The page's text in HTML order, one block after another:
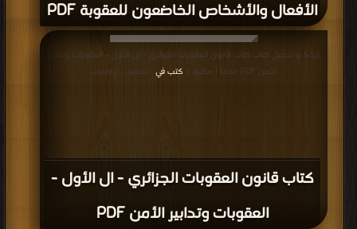
الأفعال والأشخاص الخاضعون للعقوبة PDF
كتاب قانون العقوبات الجزائري - ال الأول -
العقوبات وتدابير الأمن PDF
قراءة و تحميل كتاب كتاب قانون العقوبات الجزائري - ال الأول - العقوبات وتدابير
الأمن PDF مجانا | مكتبة >
كتب في | التحميل : مرة/مرات